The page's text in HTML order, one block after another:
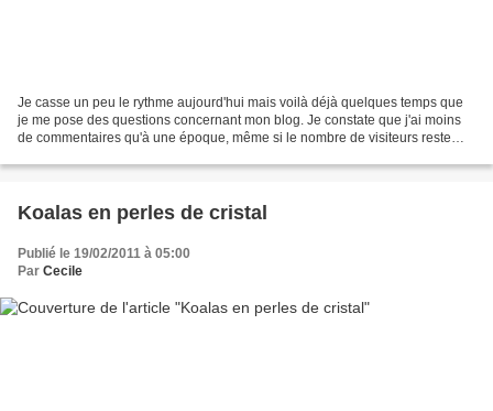
Je casse un peu le rythme aujourd'hui mais voilà déjà quelques temps que
je me pose des questions concernant mon blog. Je constate que j'ai moins
de commentaires qu'à une époque, même si le nombre de visiteurs reste
Koalas en perles de cristal
Publié le 19/02/2011 à 05:00
Par Cecile